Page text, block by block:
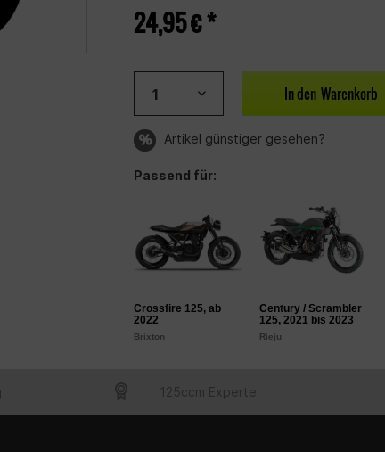
24,95 € *
In den Warenkorb
Artikel günstiger gesehen?
Passend für:
Crossfire 125, ab
2022
Brixton
Century / Scrambler
125, 2021 bis 2023
Rieju
125ccm Experte